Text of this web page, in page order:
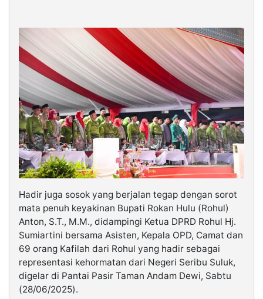
Hadir juga sosok yang berjalan tegap dengan sorot
mata penuh keyakinan Bupati Rokan Hulu (Rohul)
Anton, S.T., M.M., didampingi Ketua DPRD Rohul Hj.
Sumiartini bersama Asisten, Kepala OPD, Camat dan
69 orang Kafilah dari Rohul yang hadir sebagai
representasi kehormatan dari Negeri Seribu Suluk,
digelar di Pantai Pasir Taman Andam Dewi, Sabtu
(28/06/2025).